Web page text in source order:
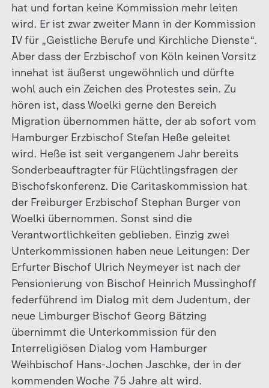
hat und fortan keine Kommission mehr leiten
wird. Er ist zwar zweiter Mann in der Kommission
IV für „Geistliche Berufe und Kirchliche Dienste“.
Aber dass der Erzbischof von Köln keinen Vorsitz
innehat ist äußerst ungewöhnlich und dürfte
wohl auch ein Zeichen des Protestes sein. Zu
hören ist, dass Woelki gerne den Bereich
Migration übernommen hätte, der ab sofort vom
Hamburger Erzbischof Stefan Heße geleitet
wird. Heße ist seit vergangenem Jahr bereits
Sonderbeauftragter für Flüchtlingsfragen der
Bischofskonferenz. Die Caritaskommission hat
der Freiburger Erzbischof Stephan Burger von
Woelki übernommen. Sonst sind die
Verantwortlichkeiten geblieben. Einzig zwei
Unterkommissionen haben neue Leitungen: Der
Erfurter Bischof Ulrich Neymeyer ist nach der
Pensionierung von Bischof Heinrich Mussinghoff
federführend im Dialog mit dem Judentum, der
neue Limburger Bischof Georg Bätzing
übernimmt die Unterkommission für den
Interreligiösen Dialog vom Hamburger
Weihbischof Hans-Jochen Jaschke, der in der
kommenden Woche 75 Jahre alt wird.